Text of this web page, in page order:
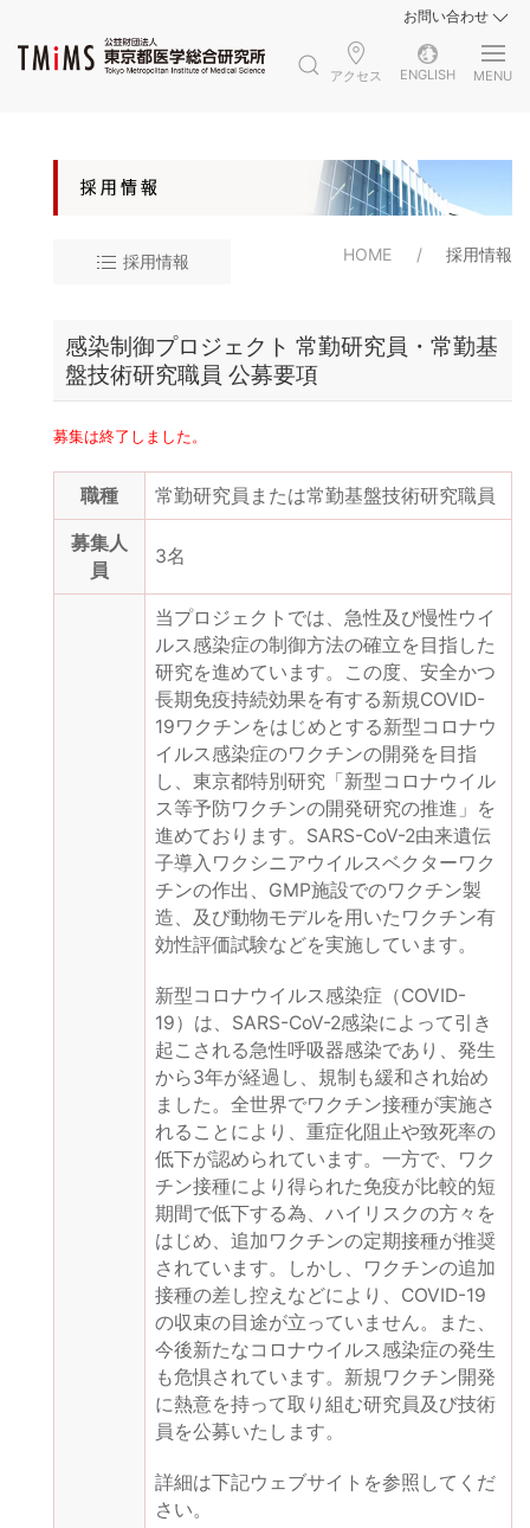
お問い合わせ
アクセス ENGLISH MENU
採用情報 HOME 採用情報
感染制御プロジェクト 常勤研究員・常勤基
盤技術研究職員 公募要項
募集は終了しました。
職種 常勤研究員または常勤基盤技術研究職員
募集人
員
3名
当プロジェクトでは、急性及び慢性ウイ
ルス感染症の制御方法の確立を目指した
研究を進めています。この度、安全かつ
長期免疫持続効果を有する新規COVID-
19ワクチンをはじめとする新型コロナウ
イルス感染症のワクチンの開発を目指
し、東京都特別研究「新型コロナウイル
ス等予防ワクチンの開発研究の推進」を
進めております。SARS-CoV-2由来遺伝
子導入ワクシニアウイルスベクターワク
チンの作出、GMP施設でのワクチン製
造、及び動物モデルを用いたワクチン有
効性評価試験などを実施しています。
新型コロナウイルス感染症（COVID-
19）は、SARS-CoV-2感染によって引き
起こされる急性呼吸器感染であり、発生
から3年が経過し、規制も緩和され始め
ました。全世界でワクチン接種が実施さ
れることにより、重症化阻止や致死率の
低下が認められています。一方で、ワク
チン接種により得られた免疫が比較的短
期間で低下する為、ハイリスクの方々を
はじめ、追加ワクチンの定期接種が推奨
されています。しかし、ワクチンの追加
接種の差し控えなどにより、COVID-19
の収束の目途が立っていません。また、
今後新たなコロナウイルス感染症の発生
も危惧されています。新規ワクチン開発
に熱意を持って取り組む研究員及び技術
員を公募いたします。
詳細は下記ウェブサイトを参照してくだ
さい。